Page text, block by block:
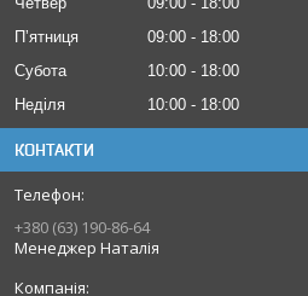
Пʼятниця
09:00
18:00
Субота
10:00
18:00
Неділя
10:00 18:00
КОНТАКТИ
+380 (63) 190-86-64
Менеджер Наталія